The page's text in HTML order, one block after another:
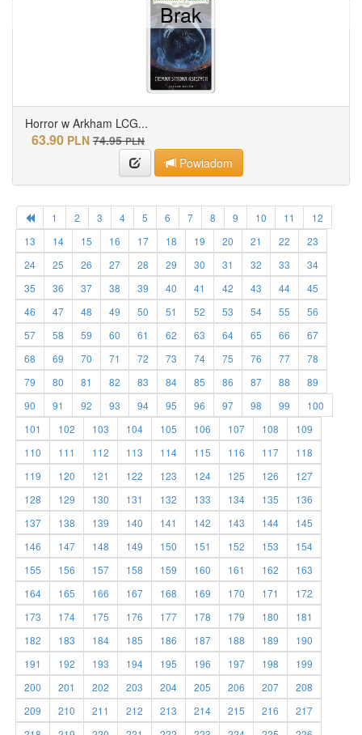
Horror w Arkham LCG...
63.90 PLN 74.95 PLN
Powiadom
Brak
1 2 3 4 5 6 7 8 9 10 11
12
13
14 15 16 17 18 19 20 21 22
23
24
25 26 27 28 29 30 31 32 33
34
35
36 37 38 39 40 41 42 43 44
45
46
47 48 49 50 51 52 53 54 55
56
57
58 59 60 61 62 63 64 65 66
67
68
69 70 71 72 73 74 75 76 77
78
79
80 81 82 83 84 85 86 87 88
89
90
91 92 93 94 95 96 97 98 99
100
101
102 103 104 105 106 107 108
109
110
111 112 113 114 115 116 117
118
119
120 121 122 123 124 125 126
127
128
129 130 131 132 133 134 135
136
137
138 139 140 141 142 143 144
145
146
147 148 149 150 151 152 153
154
155
156 157 158 159 160 161 162
163
164
165 166 167 168 169 170 171
172
173
174 175 176 177 178 179 180
181
182
183 184 185 186 187 188 189
190
191
192 193 194 195 196 197 198
199
200
201 202 203 204 205 206 207
208
209
210 211 212 213 214 215 216
217